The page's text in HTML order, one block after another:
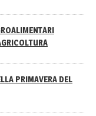
PRIMAVERA DEL